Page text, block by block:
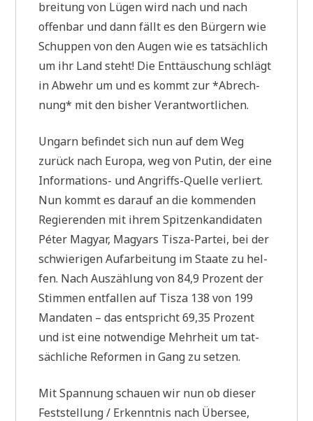
brei­tung von Lügen wird nach und nach
offen­bar und dann fällt es den Bür­gern wie
Schup­pen von den Augen wie es tat­säch­lich
um ihr Land steht! Die Ent­täu­schung schlägt
in Abwehr um und es kommt zur *Abrech­
nung* mit den bis­her Verantwortlichen.
Ungarn befin­det sich nun auf dem Weg
zurück nach Euro­pa, weg von Putin, der eine
Infor­ma­ti­ons- und Angriffs-Quel­le ver­liert.
Nun kommt es dar­auf an die kom­men­den
Regie­ren­den mit ihrem Spit­zen­kan­di­da­ten
Péter Magyar, Magyars Tis­za-Par­tei, bei der
schwie­ri­gen Auf­ar­bei­tung im Staa­te zu hel­
fen. Nach Aus­zäh­lung von 84,9 Pro­zent der
Stim­men ent­fal­len auf Tis­za 138 von 199
Man­da­ten – das ent­spricht 69,35 Pro­zent
und ist eine not­wen­di­ge Mehr­heit um tat­
säch­li­che Refor­men in Gang zu setzen.
Mit Span­nung schau­en wir nun ob die­ser
Fest­stel­lung / Erkennt­nis nach Über­see,